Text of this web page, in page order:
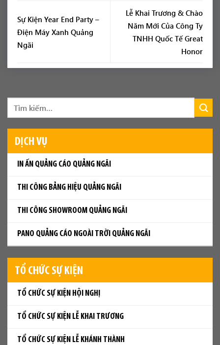
Sự Kiện Year End Party –
Điện Máy Xanh Quảng
Ngãi
Lễ Khai Trương & Chào
Năm Mới Của Công Ty
TNHH Quốc Tế Great
Honor
DỊCH VỤ
IN ẤN QUẢNG CÁO QUẢNG NGÃI
THI CÔNG BẢNG HIỆU QUẢNG NGÃI
THI CÔNG SHOWROOM QUẢNG NGÃI
PANO QUẢNG CÁO NGOÀI TRỜI QUẢNG NGÃI
TỔ CHỨC SỰ KIỆN
TỔ CHỨC SỰ KIỆN HỘI NGHỊ
TỔ CHỨC SỰ KIỆN LỄ KHAI TRƯƠNG
TỔ CHỨC SỰ KIỆN LỄ KHÁNH THÀNH